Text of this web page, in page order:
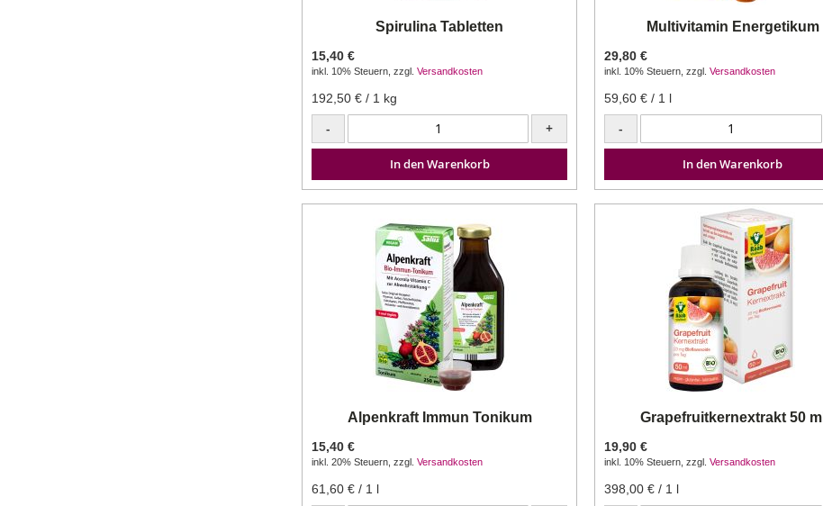
Spirulina Tabletten
15,40 €
inkl. 10% Steuern ,zzgl.Versandkosten
192,50 € / 1 kg
- +
In den Warenkorb
Multivitamin Energetikum
29,80 €
inkl. 10% Steuern ,zzgl.Versandkosten
59,60 € / 1 l
-
In den Warenkorb
Alpenkraft Immun Tonikum
15,40 €
inkl. 20% Steuern ,zzgl.Versandkosten
61,60 € / 1 l
Grapefruitkernextrakt 50 ml
19,90 €
inkl. 10% Steuern ,zzgl.Versandkosten
398,00 € / 1 l